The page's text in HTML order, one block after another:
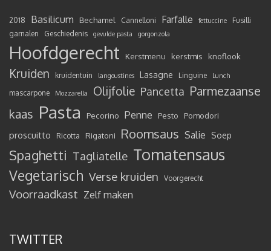
2018 Basilicum Bechamel Cannelloni Farfalle fettuccine
Fusilli
garnalen
Geschiedenis gevulde pasta gorgonzola
Hoofdgerecht Kerstmenu kerstmis knoflook
Kruiden kruidentuin langoustines Lasagne Linguine Lunch
mascarpone Mozzarella Olijfolie Pancetta Parmezaanse
kaas Pasta Pecorino Penne Pesto Pomodori
proscuitto Ricotta Rigatoni Roomsaus Salie Soep
Spaghetti Tagliatelle Tomatensaus
Vegetarisch Verse kruiden Voorgerecht
Voorraadkast Zelf maken
TWITTER